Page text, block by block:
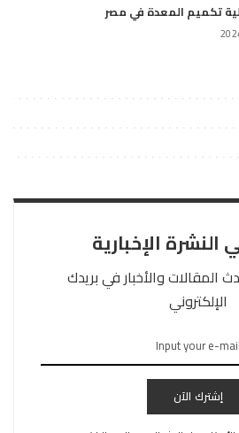
تكميم المعدة في مصر
الإخبارية
المقالات والأخبار في بريدك
الإلكتروني
إشترك الآن